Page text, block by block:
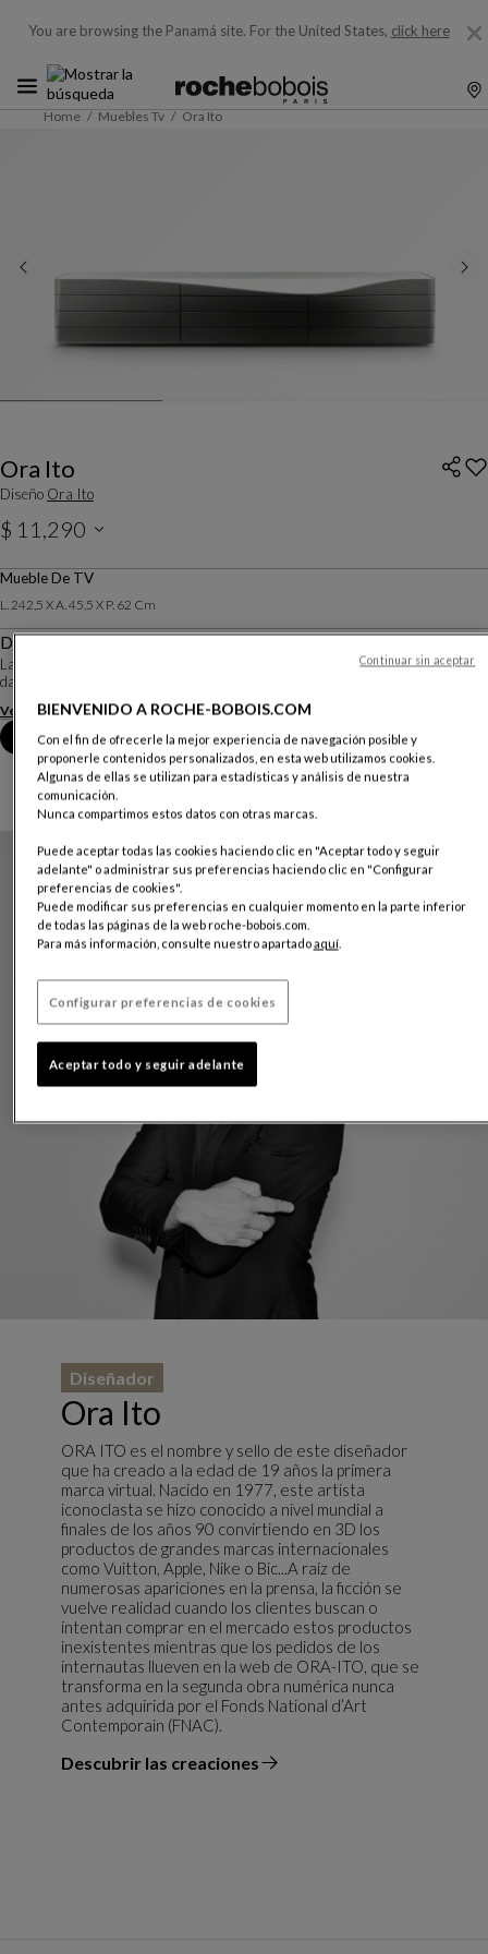
You are browsing the Panamá site. For the United States, click here
Home Muebles Tv Ora Ito
Ora Ito
Diseño Ora Ito
$ 11,290
Precio válido para Panamá, no incluye ITBMS. Aplican condiciones. Por favor contacte a su
Mueble De TV
L. 242,5 X A. 45,5 X P. 62 Cm
Descripción
Las creaciones de Ora Ito son el fruto de su filosofía, la 'simplicidad': el arte de
dar una aparente simplicidad a una forma compleja.
Ver más Descargar la ficha técnica
Reserva una cita en tienda
Ora Ito
Diseñador
ORA ITO es el nombre y sello de este diseñador
que ha creado a la edad de 19 años la primera
marca virtual. Nacido en 1977, este artista
iconoclasta se hizo conocido a nivel mundial a
finales de los años 90 convirtiendo en 3D los
productos de grandes marcas internacionales
como Vuitton, Apple, Nike o Bic...A raíz de
numerosas apariciones en la prensa, la ficción se
vuelve realidad cuando los clientes buscan o
intentan comprar en el mercado estos productos
inexistentes mientras que los pedidos de los
internautas llueven en la web de ORA-ITO, que se
transforma en la segunda obra numérica nunca
antes adquirida por el Fonds National d’Art
Contemporain (FNAC).
Descubrir las creaciones
el diseñador
BIENVENIDO A ROCHE-BOBOIS.COM
Con el fin de ofrecerle la mejor experiencia de navegación posible y
proponerle contenidos personalizados, en esta web utilizamos cookies.
Algunas de ellas se utilizan para estadísticas y análisis de nuestra
comunicación.
Nunca compartimos estos datos con otras marcas.
Puede aceptar todas las cookies haciendo clic en "Aceptar todo y seguir
adelante" o administrar sus preferencias haciendo clic en "Configurar
preferencias de cookies".
Puede modificar sus preferencias en cualquier momento en la parte inferior
de todas las páginas de la web roche-bobois.com.
Para más información, consulte nuestro apartadoaquí.
Configurar preferencias de cookies
Aceptar todo y seguir adelante
Continuar sin aceptar